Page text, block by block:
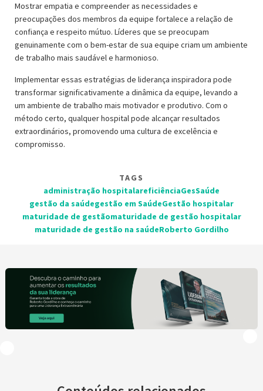
Mostrar empatia e compreender as necessidades e
preocupações dos membros da equipe fortalece a relação de
confiança e respeito mútuo. Líderes que se preocupam
genuinamente com o bem-estar de sua equipe criam um ambiente
de trabalho mais saudável e harmonioso.
Implementar essas estratégias de liderança inspiradora pode
transformar significativamente a dinâmica da equipe, levando a
um ambiente de trabalho mais motivador e produtivo. Com o
método certo, qualquer hospital pode alcançar resultados
extraordinários, promovendo uma cultura de excelência e
compromisso.
TAGS
administração hospitalareficiênciaGesSaúde
gestão da saúdegestão em SaúdeGestão hospitalar
maturidade de gestãomaturidade de gestão hospitalar
maturidade de gestão na saúdeRoberto Gordilho